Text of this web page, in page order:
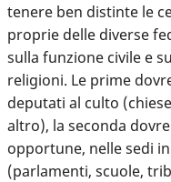
tenere ben distinte le
proprie delle diverse
sulla funzione civile e
religioni. Le prime
deputati al culto
altro), la seconda
opportune, nelle sedi
(parlamenti, scuole,